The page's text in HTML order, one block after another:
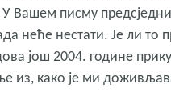
У Вашем писму
неће нестати. Је ли то
још 2004. године
из, како је ми